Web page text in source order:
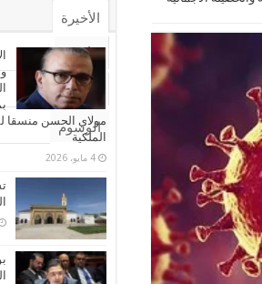
الأخيرة
الأشهر
تعليقات
الوسوم
مولاي الحسن منسقا
الملكية
4 مايو، 2026